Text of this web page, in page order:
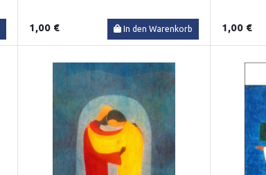
1,00 € In den Warenkorb 1,00 €